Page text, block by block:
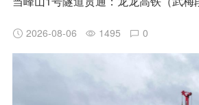
2026-08-06 1495 0